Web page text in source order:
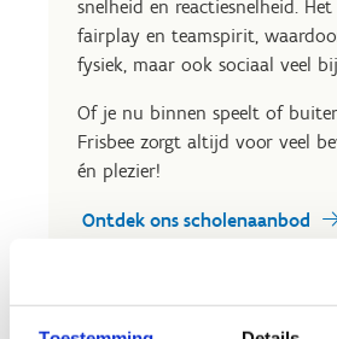
snelheid en reactiesnelheid.
fairplay en teamspirit,
fysiek, maar ook sociaal veel
Of je nu binnen speelt of
Frisbee zorgt altijd voor veel
én plezier!
Ontdek ons scholenaanbod
Ontdek ons grasveld